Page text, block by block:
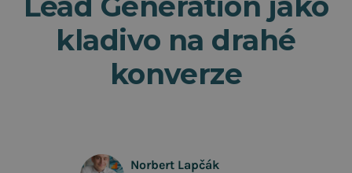
kladivo na drahé
konverze
Norbert Lapčák